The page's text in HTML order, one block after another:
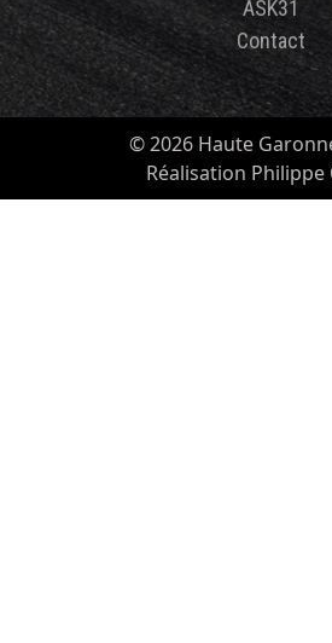
ASK31
Contact
© 2026 Haute
Réalisation Philippe